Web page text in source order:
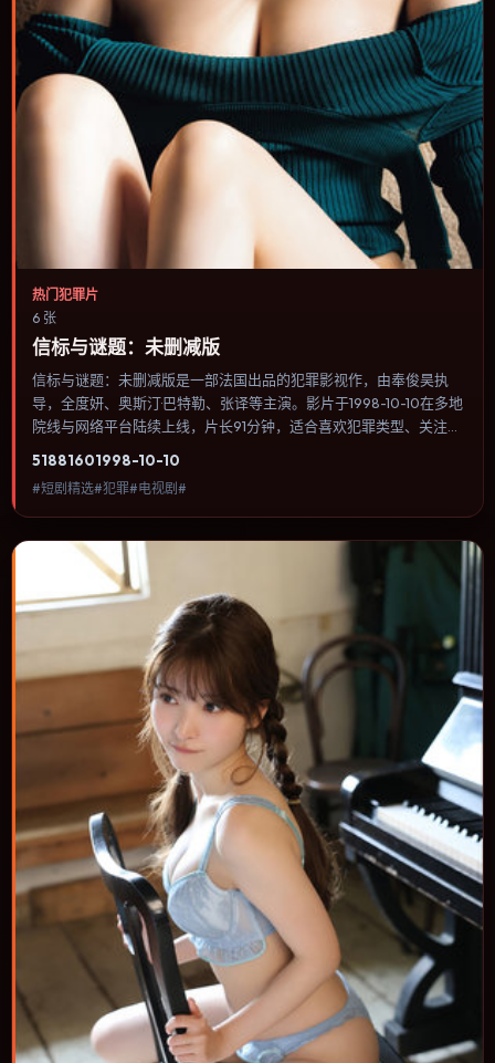
热门犯罪片
6 张
信标与谜题：未删减版
信标与谜题：未删减版是一部法国出品的犯罪影视作，由奉俊昊执
导，全度妍、奥斯汀·巴特勒、张译等主演。影片于1998-10-10在多地
院线与网络平台陆续上线，片长91分钟，适合喜欢犯罪类型、关注人
奏与视听语言统一，可作为休闲观影或类型片补片的选择。
51881601998-10-10
#短剧精选#犯罪#电视剧#